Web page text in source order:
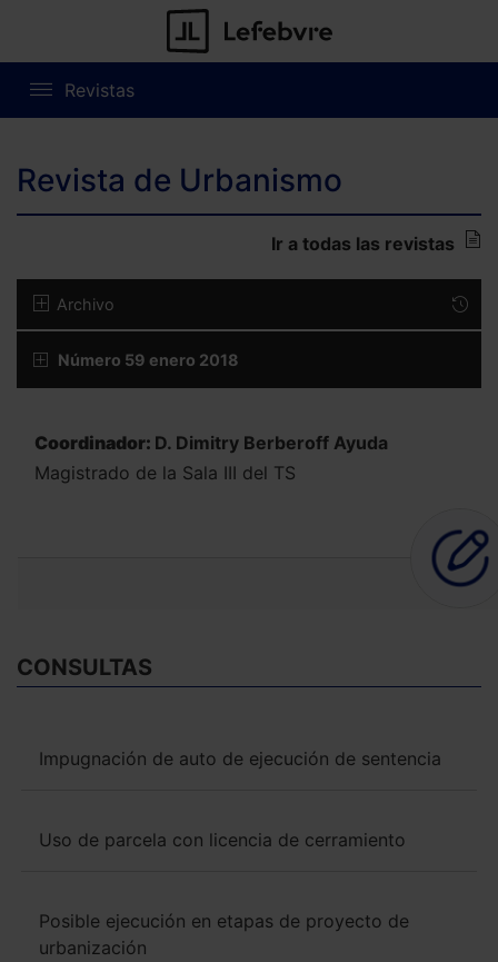
Revistas
Revista de Urbanismo
Ir a todas las revistas
Archivo
Número 59 enero 2018
Coordinador: D. Dimitry Berberoff Ayuda
Magistrado de la Sala III del TS
CONSULTAS
Impugnación de auto de ejecución de sentencia
Uso de parcela con licencia de cerramiento
Posible ejecución en etapas de proyecto de
urbanización